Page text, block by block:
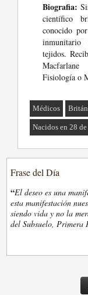
Biografia:
científico
conocido
inmunitario
tejidos.
Fisiología o
Médicos
Nacidos en 28 de
Frase del Día
“El deseo es una
esta manifestación
siendo vida y no la
del Subsuelo,